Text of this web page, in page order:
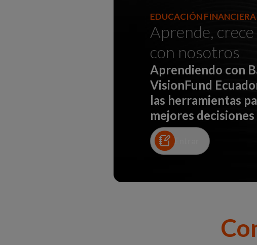
EDUCACIÓN FINANCIERA
Aprende,
con nosotros
Aprendiendo con
VisionFund
las herramientas
mejores
Entrar